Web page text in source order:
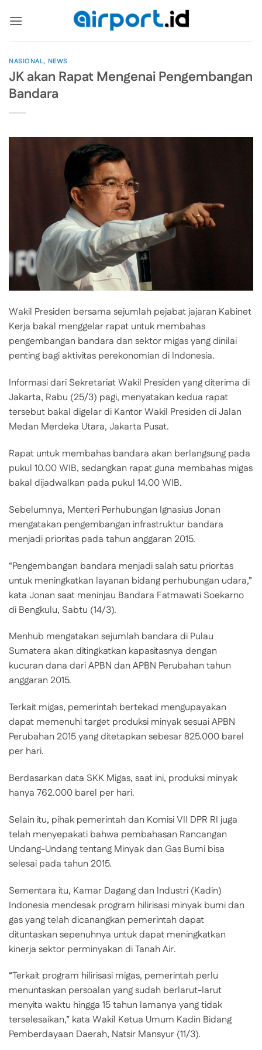
NASIONAL, NEWS
JK akan Rapat Mengenai Pengembangan
Bandara
Wakil Presiden bersama sejumlah pejabat jajaran Kabinet
Kerja bakal menggelar rapat untuk membahas
pengembangan bandara dan sektor migas yang dinilai
penting bagi aktivitas perekonomian di Indonesia.
Informasi dari Sekretariat Wakil Presiden yang diterima di
Jakarta, Rabu (25/3) pagi, menyatakan kedua rapat
tersebut bakal digelar di Kantor Wakil Presiden di Jalan
Medan Merdeka Utara, Jakarta Pusat.
Rapat untuk membahas bandara akan berlangsung pada
pukul 10.00 WIB, sedangkan rapat guna membahas migas
bakal dijadwalkan pada pukul 14.00 WIB.
Sebelumnya, Menteri Perhubungan Ignasius Jonan
mengatakan pengembangan infrastruktur bandara
menjadi prioritas pada tahun anggaran 2015.
“Pengembangan bandara menjadi salah satu prioritas
untuk meningkatkan layanan bidang perhubungan udara,”
kata Jonan saat meninjau Bandara Fatmawati Soekarno
di Bengkulu, Sabtu (14/3).
Menhub mengatakan sejumlah bandara di Pulau
Sumatera akan ditingkatkan kapasitasnya dengan
kucuran dana dari APBN dan APBN Perubahan tahun
anggaran 2015.
Terkait migas, pemerintah bertekad mengupayakan
dapat memenuhi target produksi minyak sesuai APBN
Perubahan 2015 yang ditetapkan sebesar 825.000 barel
per hari.
Berdasarkan data SKK Migas, saat ini, produksi minyak
hanya 762.000 barel per hari.
Selain itu, pihak pemerintah dan Komisi VII DPR RI juga
telah menyepakati bahwa pembahasan Rancangan
Undang-Undang tentang Minyak dan Gas Bumi bisa
selesai pada tahun 2015.
Sementara itu, Kamar Dagang dan Industri (Kadin)
Indonesia mendesak program hilirisasi minyak bumi dan
gas yang telah dicanangkan pemerintah dapat
dituntaskan sepenuhnya untuk dapat meningkatkan
kinerja sektor perminyakan di Tanah Air.
“Terkait program hilirisasi migas, pemerintah perlu
menuntaskan persoalan yang sudah berlarut-larut
menyita waktu hingga 15 tahun lamanya yang tidak
terselesaikan,” kata Wakil Ketua Umum Kadin Bidang
Pemberdayaan Daerah, Natsir Mansyur (11/3).